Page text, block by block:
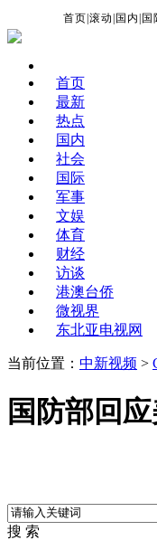
首页 |滚动 国内 国
首页
最新
热点
国内
社会
国际
军事
文娱
体育
财经
访谈
港澳台侨
微视界
东北亚电视网
当前位置： 中新视频 >
国防部回
搜 索